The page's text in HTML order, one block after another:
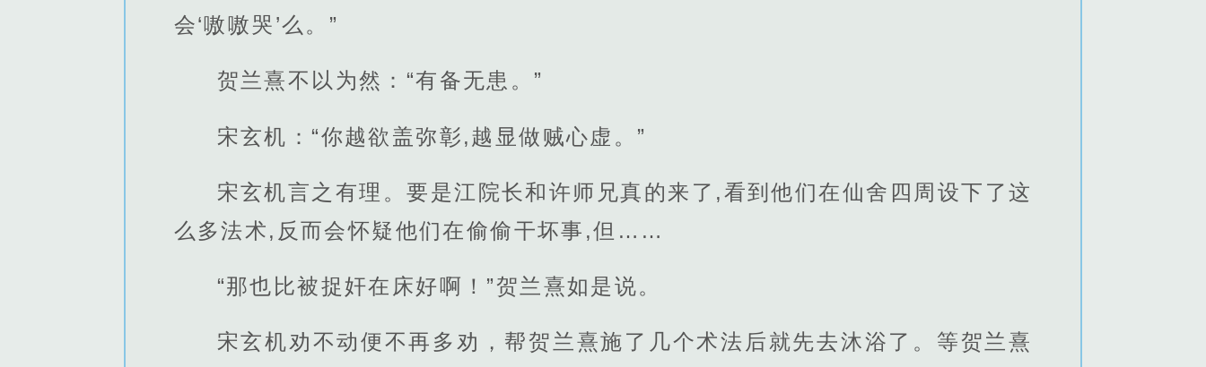
会‘嗷嗷哭’么。”
贺兰熹不以为然：“有备无患。”
宋玄机：“你越欲盖弥彰,越显做贼心虚。”
宋玄机言之有理。要是江院长和许师兄真的来了,看到他们在仙舍四周设下了这
么多法术,反而会怀疑他们在偷偷干坏事,但……
“那也比被捉奸在床好啊！”贺兰熹如是说。
宋玄机劝不动便不再多劝，帮贺兰熹施了几个术法后就先去沐浴了。等贺兰熹